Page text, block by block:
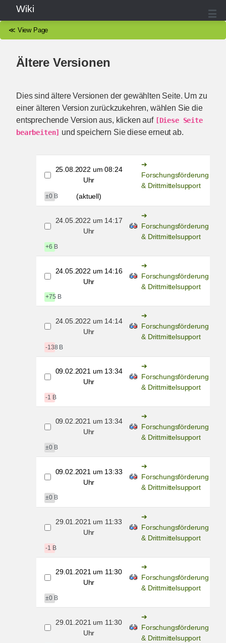
Wiki
≪ View Page
Ältere Versionen
Dies sind ältere Versionen der gewählten Seite. Um zu
einer älteren Version zurückzukehren, wählen Sie die
entsprechende Version aus, klicken auf [Diese Seite
bearbeiten] und speichern Sie diese erneut ab.
25.08.2022 um 08:24
Uhr
Forschungsförderung
& Drittmittelsupport
±0 B (aktuell)
24.05.2022 um 14:17
Uhr
Forschungsförderung
& Drittmittelsupport
+6 B
24.05.2022 um 14:16
Uhr
Forschungsförderung
& Drittmittelsupport
+75 B
24.05.2022 um 14:14
Uhr
Forschungsförderung
& Drittmittelsupport
-138 B
09.02.2021 um 13:34
Uhr
Forschungsförderung
& Drittmittelsupport
-1 B
09.02.2021 um 13:34
Uhr
Forschungsförderung
& Drittmittelsupport
±0 B
09.02.2021 um 13:33
Uhr
Forschungsförderung
& Drittmittelsupport
±0 B
29.01.2021 um 11:33
Uhr
Forschungsförderung
& Drittmittelsupport
-1 B
29.01.2021 um 11:30
Uhr
Forschungsförderung
& Drittmittelsupport
±0 B
29.01.2021 um 11:30
Uhr
Forschungsförderung
& Drittmittelsupport